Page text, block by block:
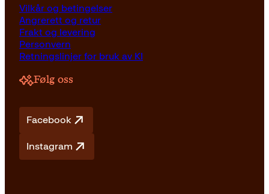
Vilkår og betingelser
Angrerett og retur
Frakt og levering
Personvern
Retningslinjer for bruk av KI
Følg oss
Facebook
Instagram